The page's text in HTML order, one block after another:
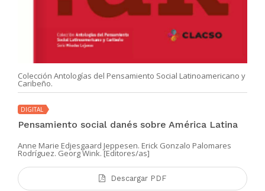
Colección Antologías del Pensamiento Social Latinoamericano y
Caribeño.
DIGITAL
Pensamiento social danés sobre América Latina
Anne Marie Edjesgaard Jeppesen. Erick Gonzalo Palomares
Rodríguez. Georg Wink. [Editores/as]
Descargar PDF